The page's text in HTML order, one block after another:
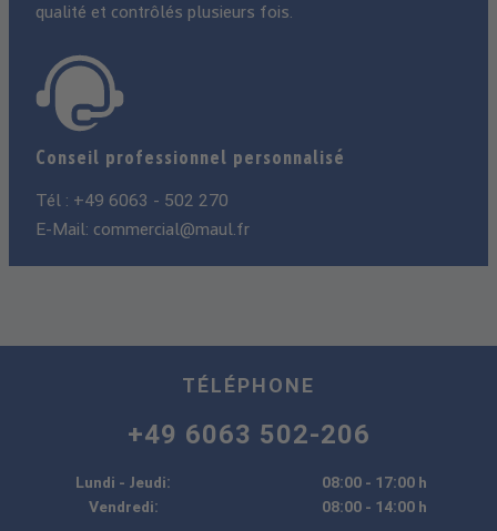
qualité et contrôlés plusieurs fois.
Conseil professionnel personnalisé
Tél : +49 6063 - 502 270
E-Mail: commercial@maul.fr
TÉLÉPHONE
+49 6063 502-206
Lundi - Jeudi:
08:00 - 17:00 h
Vendredi:
08:00 - 14:00 h